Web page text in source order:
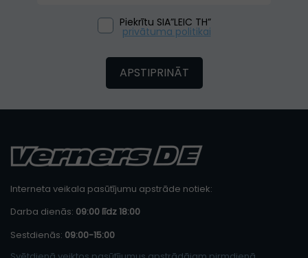
Piekrītu SIA”LEIC TH”
privātuma politikai
APSTIPRINĀT
Interneta veikala pasūtījumu apstrāde notiek:
Darba dienās: 09:00 līdz 18:00
Sestdienās: 09:00-15:00